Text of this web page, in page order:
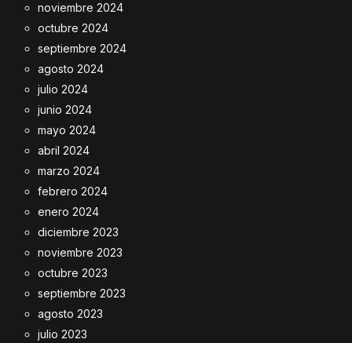
noviembre 2024
octubre 2024
septiembre 2024
agosto 2024
julio 2024
junio 2024
mayo 2024
abril 2024
marzo 2024
febrero 2024
enero 2024
diciembre 2023
noviembre 2023
octubre 2023
septiembre 2023
agosto 2023
julio 2023